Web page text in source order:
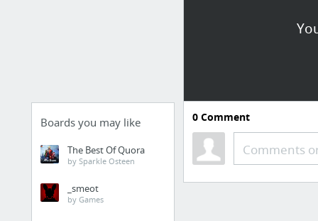
Boards you may like
The Best Of Quora
by Sparkle Osteen
_smeot
by Games
Outils Archives - Newsresources
Environnement local
Association Baie de DouarneneZ Environnement (BDZE)
0Comment
Comments